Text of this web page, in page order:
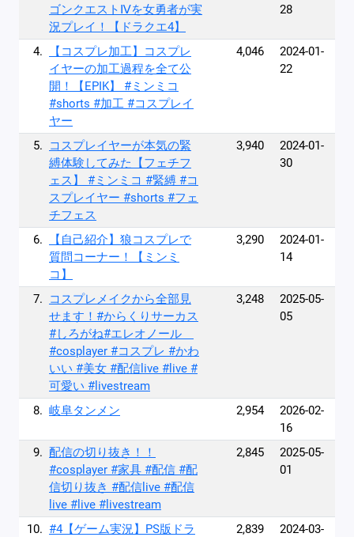
ゴンクエストⅣを女勇者が実
況プレイ！【ドラクエ4】
28
4.
【コスプレ加工】コスプレ
イヤーの加工過程を全て公
開！【EPIK】 #ミンミコ
#shorts #加工 #コスプレイ
ヤー
4,046
2024-01-
22
5.
コスプレイヤーが本気の緊
縛体験してみた【フェチフ
ェス】 #ミンミコ #緊縛 #コ
スプレイヤー #shorts #フェ
チフェス
3,940
2024-01-
30
6.
【自己紹介】狼コスプレで
質問コーナー！【ミンミ
コ】
3,290
2024-01-
14
7.
コスプレメイクから全部見
せます！#からくりサーカス
#しろがね#エレオノール
#cosplayer #コスプレ #かわ
いい #美女 #配信live #live #
可愛い #livestream
3,248
2025-05-
05
8. 岐阜タンメン 2,954
2026-02-
16
9. 配信の切り抜き！！
#cosplayer #家具 #配信 #配
信切り抜き #配信live #配信
live #live #livestream
2,845
2025-05-
01
10. #4【ゲーム実況】PS版ドラ
2,839
2024-03-